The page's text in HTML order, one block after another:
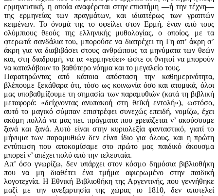
ερμηνευτική, η οποία αναφέρεται στην επιστήμη —ή την τέχνη—
της ερμηνείας των πραγμάτων, και ιδιαιτέρως των γραπτών
κειμένων. Το όνομά της το οφείλει στον Ερμή, έναν από τους
ολύμπιους θεούς της ελληνικής μυθολογίας, ο οποίος, με τα
φτερωτά σανδάλια του, μπορούσε να διατρέχει τη Γη απ’ άκρη σ’
άκρη για να διαβιβάσει στους ανθρώπους τα μηνύματα των θεών
και, στη διαδρομή, να τα «ερμηνεύει» ώστε οι θνητοί να μπορούν
να καταλάβουν το βαθύτερο νόημα και το μεγαλείο τους.
Παρατηρώντας από κάποια απόσταση την καθημερινότητα,
βλέπουμε ξεκάθαρα ότι, τόσο ως κοινωνία όσο και ατομικά, όλοι
μας υποβαθμίζουμε τη σημασία των παραμυθιών (κατά τη βιβλική
μεταφορά: «δείχνοντας ανυπακοή στη θεϊκή εντολή»), ωστόσο,
αυτό το μαγικό σύμπαν επιστρέφει συνεχώς επειδή, νομίζω, έχει
ακόμη πολλά να μας πει. πράγματα που χρειάζεται ν’ ακούσουμε
ξανά και ξανά. Αυτό είναι στην κυριολεξία φανταστικό, γιατί το
μήνυμα των παραμυθιών δεν είναι ίδιο για όλους, και η πρώτη
εντύπωση που αποκομίσαμε στο πρώτο μας παιδικό άκουσμα
μπορεί ν’ απέχει πολύ από την τελευταία.
Απ’ όσο γνωρίζω, δεν υπάρχει στον κόσμο δημόσια βιβλιοθήκη
που να μη διαθέτει ένα τμήμα αφιερωμένο στην παιδική
λογοτεχνία. Η Εθνική Βιβλιοθήκη της Αργεντινής, που γεννήθηκε
μαζί με την ανεξαρτησία της χώρας το 1810, δεν αποτελεί